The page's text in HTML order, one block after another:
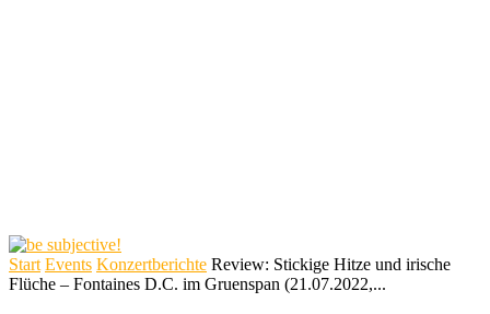
Start Events Konzertberichte Review: Stickige Hitze und irische
Flüche – Fontaines D.C. im Gruenspan (21.07.2022,...